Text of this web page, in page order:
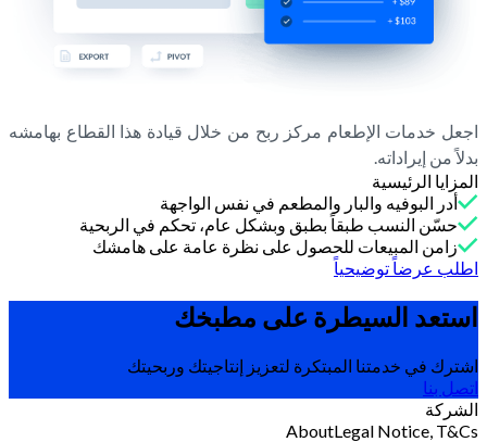
اجعل خدمات الإطعام مركز ربح من خلال قيادة هذا القطاع بهامشه
بدلاً من إيراداته.
المزايا الرئيسية
أدر البوفيه والبار والمطعم في نفس الواجهة
حسّن النسب طبقاً بطبق وبشكل عام، تحكم في الربحية
زامن المبيعات للحصول على نظرة عامة على هامشك
اطلب عرضاً توضيحياً
استعد السيطرة على مطبخك
اشترك في خدمتنا المبتكرة لتعزيز إنتاجيتك وربحيتك
اتصل بنا
الشركة
AboutLegal Notice, T&Cs